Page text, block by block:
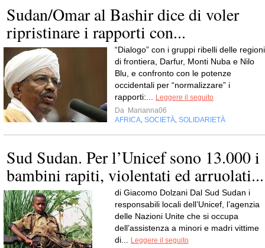
Sudan/Omar al Bashir dice di voler
ripristinare i rapporti con...
“Dialogo” con i gruppi ribelli delle regioni
di frontiera, Darfur, Monti Nuba e Nilo
Blu, e confronto con le potenze
occidentali per “normalizzare” i
rapporti:...
Leggere il seguito
Da Marianna06
AFRICA SOCIETÀ SOLIDARIETÀ
Sud Sudan. Per l’Unicef sono 13.000 i
bambini rapiti, violentati ed arruolati...
di Giacomo Dolzani Dal Sud Sudan i
responsabili locali dell’Unicef, l’agenzia
delle Nazioni Unite che si occupa
dell’assistenza a minori e madri vittime
di...
Leggere il seguito